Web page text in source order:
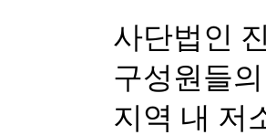
사단법인
구성원들
지역 내 저